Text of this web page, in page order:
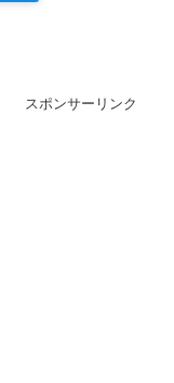
スポンサーリンク